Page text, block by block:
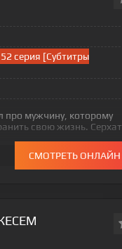
52 серия [Субтитры
про мужчину, которому
свою жизнь. Серхат
СМОТРЕТЬ ОНЛАЙН